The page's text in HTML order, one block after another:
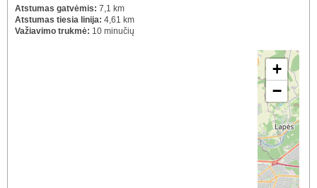
Atstumas gatvėmis: 7,1 km
Atstumas tiesia linija: 4,61 km
Važiavimo trukmė: 10 minučių
+
−